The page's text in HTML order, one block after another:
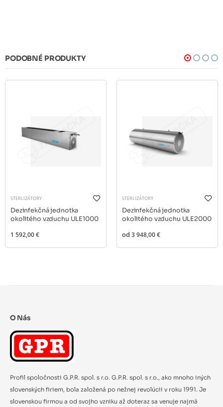
PODOBNÉ PRODUKTY
STERLIZÁTORY
Dezinfekčná jednotka
okolitého vzduchu ULE1000
1 592,00 €
STERLIZÁTORY
Dezinfekčná jednotka
okolitého vzduchu ULE2000
od 3 948,00 €
O Nás
Profil spoločnosti G.P.R. spol. s r.o. G.P.R. spol. s r.o., ako mnoho iných
slovenských firiem, bola založená po nežnej revolúcii v roku 1991. Je
slovenskou firmou a od svojho vzniku až doteraz sa venuje najmä